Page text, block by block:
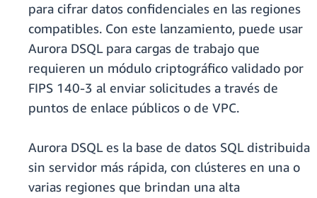
para cifrar datos confidenciales en las regiones
compatibles. Con este lanzamiento, puede usar
Aurora DSQL para cargas de trabajo que
requieren un módulo criptográfico validado por
FIPS 140-3 al enviar solicitudes a través de
puntos de enlace públicos o de VPC.
Aurora DSQL es la base de datos SQL distribuida
sin servidor más rápida, con clústeres en una o
varias regiones que brindan una alta